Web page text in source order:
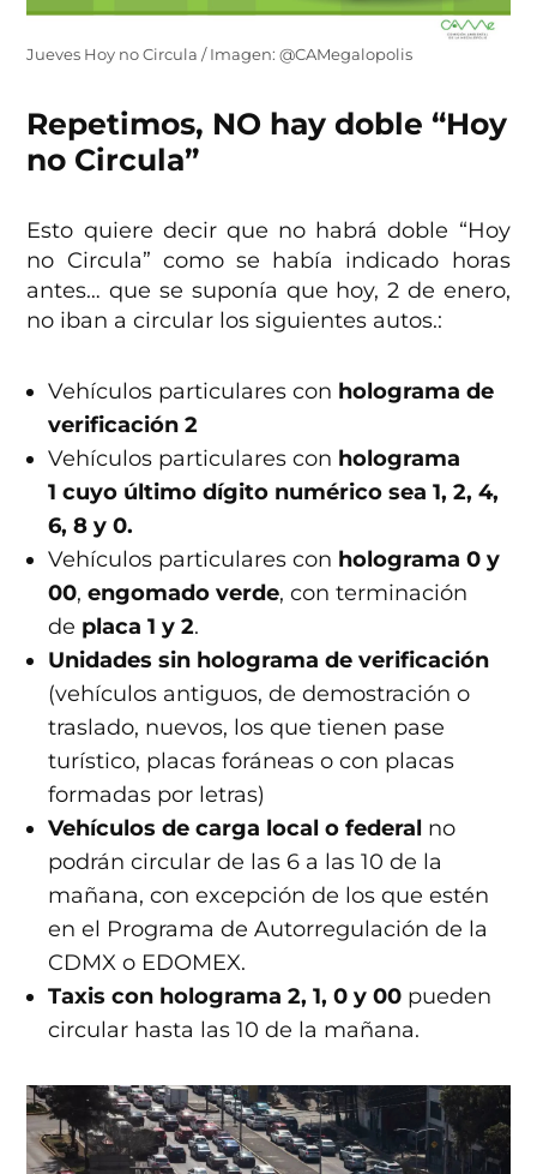
Jueves Hoy no Circula / Imagen: @CAMegalopolis
Repetimos, NO hay doble “Hoy
no Circula”
Esto quiere decir que no habrá doble “Hoy
no Circula” como se había indicado horas
antes… que se suponía que hoy, 2 de enero,
no iban a circular los siguientes autos.:
Vehículos particulares con holograma de
verificación 2
Vehículos particulares con holograma
1 cuyo último dígito numérico sea 1, 2, 4,
6, 8 y 0.
Vehículos particulares con holograma 0 y
00,engomado verde, con terminación
de placa 1 y 2.
Unidades sin holograma de verificación
(vehículos antiguos, de demostración o
traslado, nuevos, los que tienen pase
turístico, placas foráneas o con placas
formadas por letras)
Vehículos de carga local o federal no
podrán circular de las 6 a las 10 de la
mañana, con excepción de los que estén
en el Programa de Autorregulación de la
CDMX o EDOMEX.
Taxis con holograma 2, 1, 0 y 00 pueden
circular hasta las 10 de la mañana.